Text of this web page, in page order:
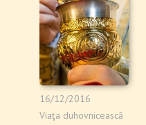
16/12/2016
Viaţa duhovnicească